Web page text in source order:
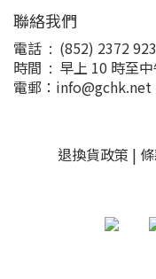
聯絡我們
電話 : (852) 2372
時間 : 早上 10 時至
電郵：info@gchk.net
退換貨政策 |